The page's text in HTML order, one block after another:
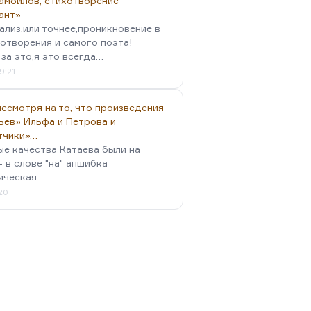
точнее,проникновение в
и самого поэта!
это,я это всегда…
на то, что произведения
Ильфа и Петрова и
качества Катаева были на
в слове "на" апшибка